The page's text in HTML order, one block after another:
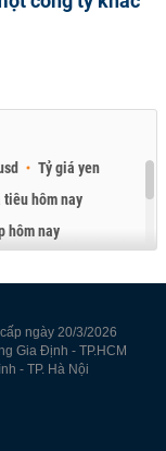
Tỷ giá yen
tiêu hôm nay
hôm nay
ngày 20/3/2026
Gia Định - TP.HCM
- TP. Hà Nội